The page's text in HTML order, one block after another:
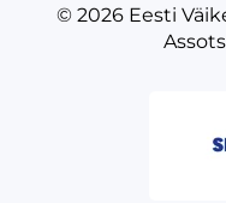
© 2026 Eesti